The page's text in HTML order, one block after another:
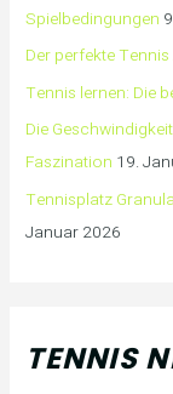
Spielbedingungen
Der perfekte
Tennis lernen: Die
Die
Faszination 19.
Tennisplatz
Januar 2026
TENNIS